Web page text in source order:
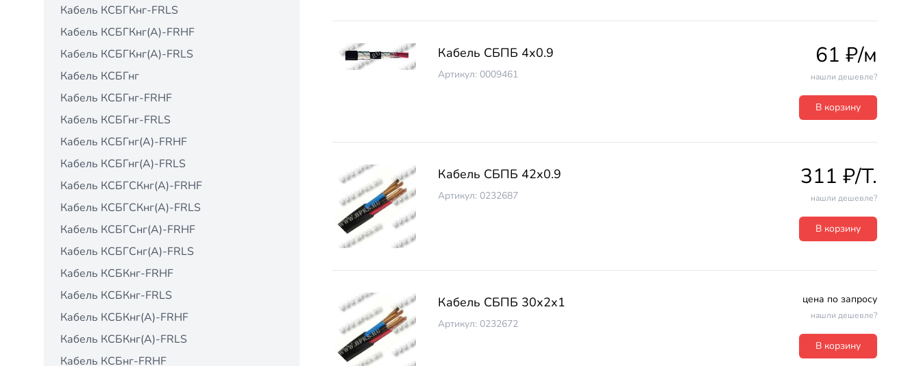
Кабель КСБГКнг-FRLS
Кабель КСБГКнг(А)-FRHF
Кабель КСБГКнг(А)-FRLS
Кабель КСБГнг
Кабель КСБГнг-FRHF
Кабель КСБГнг-FRLS
Кабель КСБГнг(А)-FRHF
Кабель КСБГнг(А)-FRLS
Кабель КСБГСКнг(А)-FRHF
Кабель КСБГСКнг(А)-FRLS
Кабель КСБГСнг(А)-FRHF
Кабель КСБГСнг(А)-FRLS
Кабель КСБКнг-FRHF
Кабель КСБКнг-FRLS
Кабель КСБКнг(А)-FRHF
Кабель КСБКнг(А)-FRLS
Кабель КСБнг-FRHF
Кабель СБПБ 4х0.9
Артикул: 0009461
61 ₽/м
нашли дешевле?
В корзину
Кабель СБПБ 42х0.9
Артикул: 0232687
311 ₽/T.
нашли дешевле?
В корзину
Кабель СБПБ 30х2х1
Артикул: 0232672
цена по запросу
нашли дешевле?
В корзину